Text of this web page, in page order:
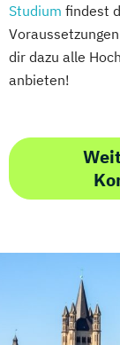
Studium findest
dir dazu alle
anbieten!